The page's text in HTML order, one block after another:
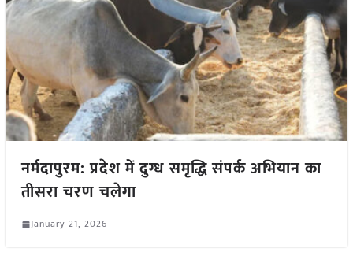
नर्मदापुरम: प्रदेश में दुग्ध समृद्धि संपर्क अभियान का
तीसरा चरण चलेगा
January 21, 2026